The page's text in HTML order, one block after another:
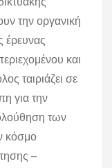
την οργανική
έρευνας
και
ταιριάζει σε
για την
των
κόσμο
–